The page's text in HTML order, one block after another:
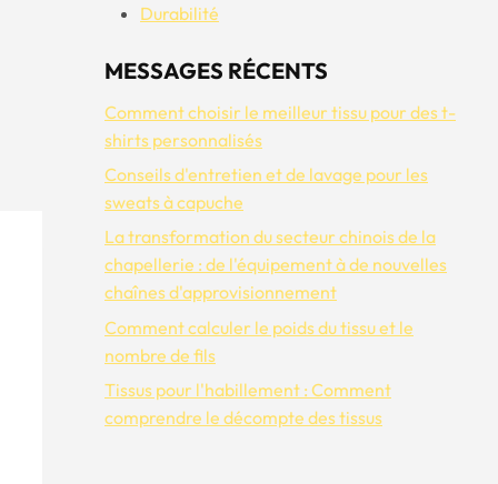
Durabilité
MESSAGES RÉCENTS
Comment choisir le meilleur tissu pour des t-
shirts personnalisés
Conseils d'entretien et de lavage pour les
sweats à capuche
La transformation du secteur chinois de la
chapellerie : de l'équipement à de nouvelles
chaînes d'approvisionnement
Comment calculer le poids du tissu et le
nombre de fils
Tissus pour l'habillement : Comment
comprendre le décompte des tissus